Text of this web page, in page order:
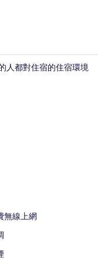
人都對住宿的住宿環境
無線上網